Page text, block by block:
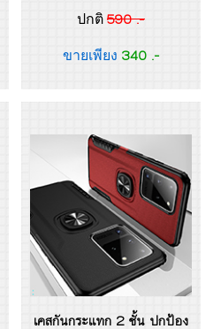
ปกติ 590 .-
ขายเพียง 340 .-
เคสกันกระแทก 2 ชั้น ปกป้อง